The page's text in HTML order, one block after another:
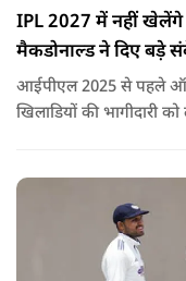
IPL 2027 में नहीं खेलेंगे
मैकडोनाल्ड ने दिए बड़े
आईपीएल 2025 से पहले
खिलाडियों की भागीदारी